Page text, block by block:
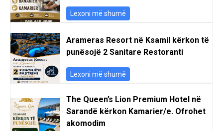
Lexoni më shumë
Arameras Resort në Ksamil kërkon të
punësojë 2 Sanitare Restoranti
Lexoni më shumë
The Queen’s Lion Premium Hotel në
Sarandë kërkon Kamarier/e. Ofrohet
akomodim